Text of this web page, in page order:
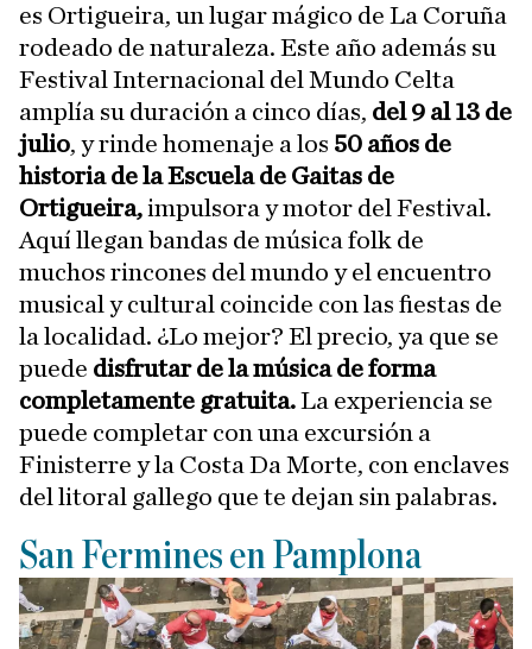
es Ortigueira, un lugar mágico de La Coruña
rodeado de naturaleza. Este año además su
Festival Internacional del Mundo Celta
amplía su duración a cinco días, del 9 al 13 de
julio, y rinde homenaje a los 50 años de
historia de la Escuela de Gaitas de
Ortigueira,impulsora y motor del Festival.
Aquí llegan bandas de música folk de
muchos rincones del mundo y el encuentro
musical y cultural coincide con las fiestas de
la localidad. ¿Lo mejor? El precio, ya que se
puede disfrutar de la música de forma
completamente gratuita.La experiencia se
puede completar con una excursión a
Finisterre y la Costa Da Morte, con enclaves
del litoral gallego que te dejan sin palabras.
San Fermines en Pamplona